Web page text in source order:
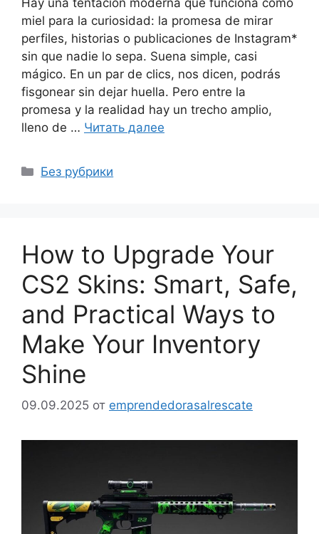
miel para la curiosidad: la promesa de mirar
perfiles, historias o publicaciones de Instagram*
sin que nadie lo sepa. Suena simple, casi
mágico. En un par de clics, nos dicen, podrás
fisgonear sin dejar huella. Pero entre la
promesa y la realidad hay un trecho amplio,
lleno de … Читать далее
Рубрики
Без рубрики
How to Upgrade Your
CS2 Skins: Smart, Safe,
and Practical Ways to
Make Your Inventory
Shine
09.09.2025 от emprendedorasalrescate